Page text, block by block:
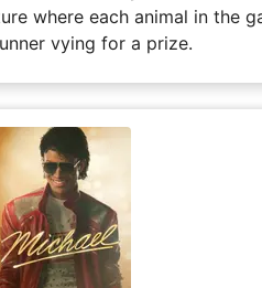
where each animal in the
vying for a prize.